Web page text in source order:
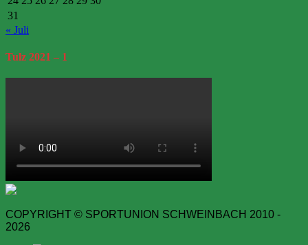
31
« Juli
Tulz 2021 – 1
COPYRIGHT © SPORTUNION SCHWEINBACH 2010 -
2026